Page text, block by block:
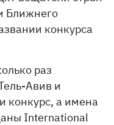
Ближнего
конкурса
раз
Авив и
конкурс, а имена
International